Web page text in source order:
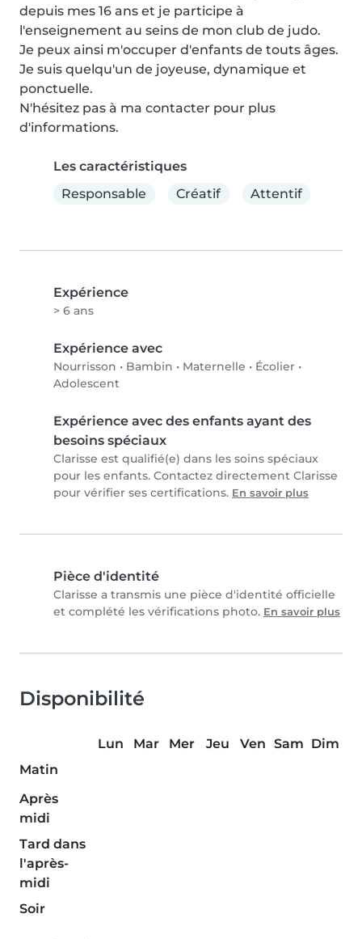
depuis mes 16 ans et je participe à
l'enseignement au seins de mon club de judo.
Je peux ainsi m'occuper d'enfants de touts âges.
Je suis quelqu'un de joyeuse, dynamique et
ponctuelle.
N'hésitez pas à ma contacter pour plus
d'informations.
Les caractéristiques
Responsable
Créatif Attentif
Expérience
> 6 ans
Expérience avec
Nourrisson • Bambin • Maternelle • Écolier •
Adolescent
Expérience avec des enfants ayant des
besoins spéciaux
Clarisse est qualifié(e) dans les soins spéciaux
pour les enfants. Contactez directement Clarisse
pour vérifier ses certifications. En savoir plus
Pièce d'identité
Clarisse a transmis une pièce d'identité officielle
et complété les vérifications photo. En savoir plus
Disponibilité
Lun Mar Mer Jeu Ven Sam Dim
Matin
Après
midi
Tard dans
l'après-
midi
Soir